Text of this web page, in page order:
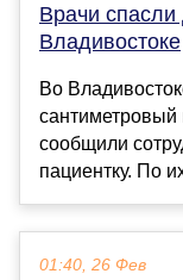
Врачи
Владивостоке
Во
сообщили
пациентку. По
01:40, 26 Фев